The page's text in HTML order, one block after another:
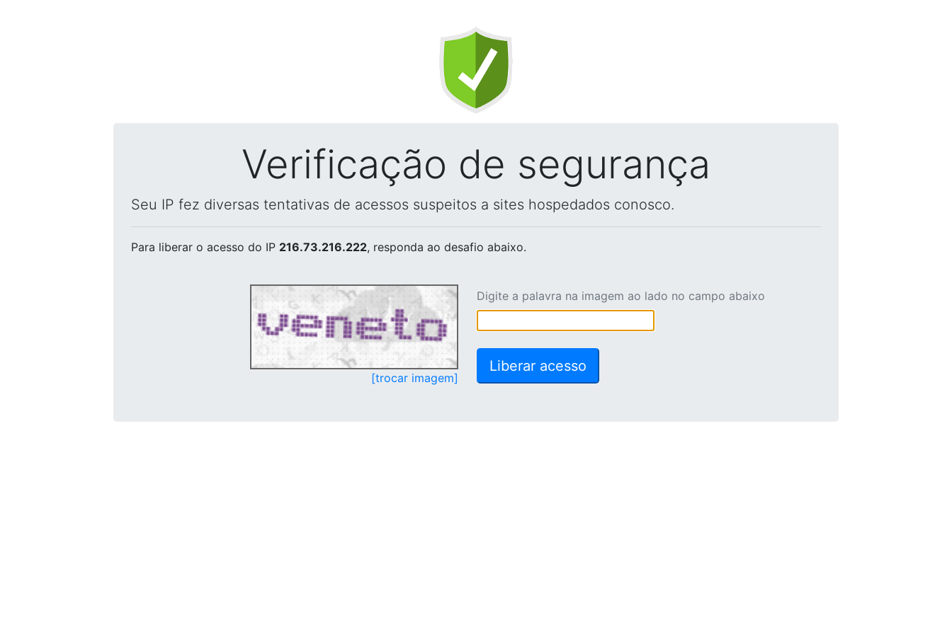
Verificação de segurança
Seu IP fez diversas tentativas de acessos suspeitos a sites hospedados conosco.
Para liberar o acesso do IP 216.73.216.222, responda ao desafio abaixo.
[trocar imagem]
Digite a palavra na imagem ao lado no campo abaixo